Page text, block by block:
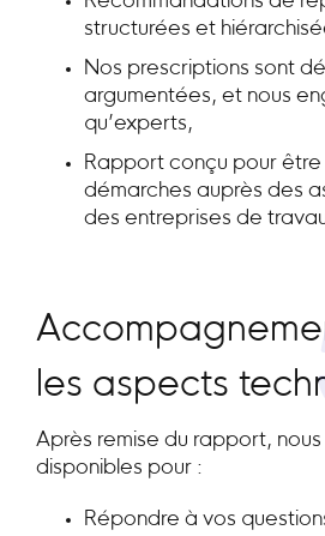
structurées et
Nos prescriptions sont
argumentées, et nous
qu’experts,
Rapport conçu pour être
démarches auprès des
des entreprises de
les aspects
Après remise du rapport, nous
disponibles pour :
Répondre à vos